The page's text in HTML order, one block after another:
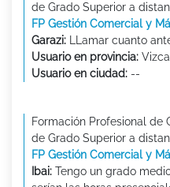
de Grado Superior a
FP Gestión Comercial y
Garazi: LLamar cuanto
Usuario en provincia:
Usuario en ciudad: --
Formación Profesional de
de Grado Superior a
FP Gestión Comercial y
Ibai: Tengo un grado